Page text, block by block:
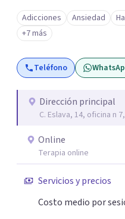
generación, coaching,
positiva ayudarán a que
que te propongas Todas las personas pasamos por
momento vitales
sabemos cómo afrontar.
diré que estás en el lugar
solución.
Adicciones Ansiedad
+7 más
Teléfono
Dirección principal
C. Eslava, 14, oficina n
Online
Terapia online
Servicios y precios
Costo medio por